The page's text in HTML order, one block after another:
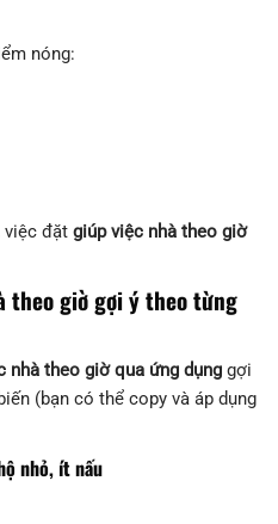
nóng:
việc đặt giúp việc nhà theo giờ
theo giờ gợi ý theo từng
nhà theo giờ qua ứng dụng gợi
(bạn có thể copy và áp dụng
nhỏ, ít nấu